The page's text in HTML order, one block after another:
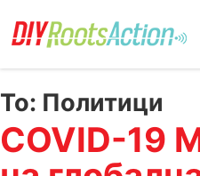
to
To: Политици
COVID-19